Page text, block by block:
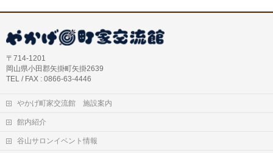
〒714-1201
岡山県小田郡矢掛町矢掛2639
TEL / FAX : 0866-63-4446
やかげ町家交流館 施設案内
館内紹介
谷山サロンイベント情報